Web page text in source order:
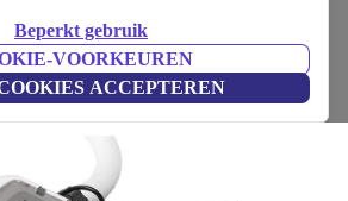
Beperkt gebruik
VOORKEUREN
ACCEPTEREN
Zoutwatersysteem
verzameld)